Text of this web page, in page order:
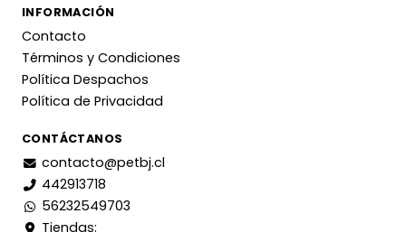
INFORMACIÓN
Contacto
Términos y Condiciones
Política Despachos
Política de Privacidad
CONTÁCTANOS
contacto@petbj.cl
442913718
56232549703
Tiendas: